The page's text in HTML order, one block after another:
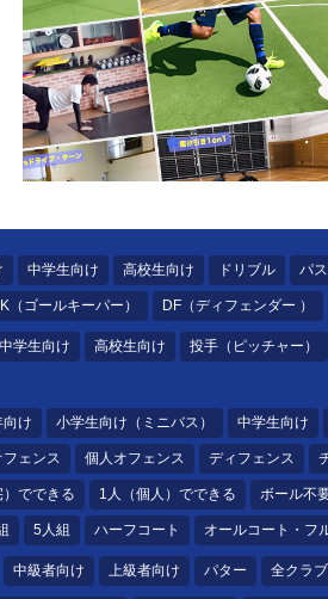
中学生向け 高校生向け ドリブル パス
（ゴールキーパー） DF（ディフェンダー ）
中学生向け 高校生向け 投手（ピッチャー）
け 小学生向け（ミニバス） 中学生向け
ェンス 個人オフェンス ディフェンス
でできる 1人（個人）でできる ボール不
5人組 ハーフコート オールコート・フ
中級者向け 上級者向け パター 全クラ